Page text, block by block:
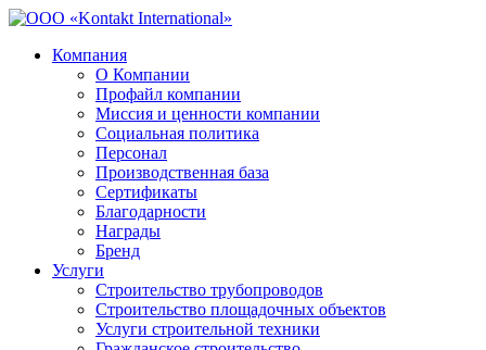
Компания
О Компании
Профайл компании
Миссия и ценности компании
Социальная политика
Персонал
Производственная база
Сертификаты
Благодарности
Награды
Бренд
Услуги
Строительство трубопроводов
Строительство площадочных объектов
Услуги строительной техники